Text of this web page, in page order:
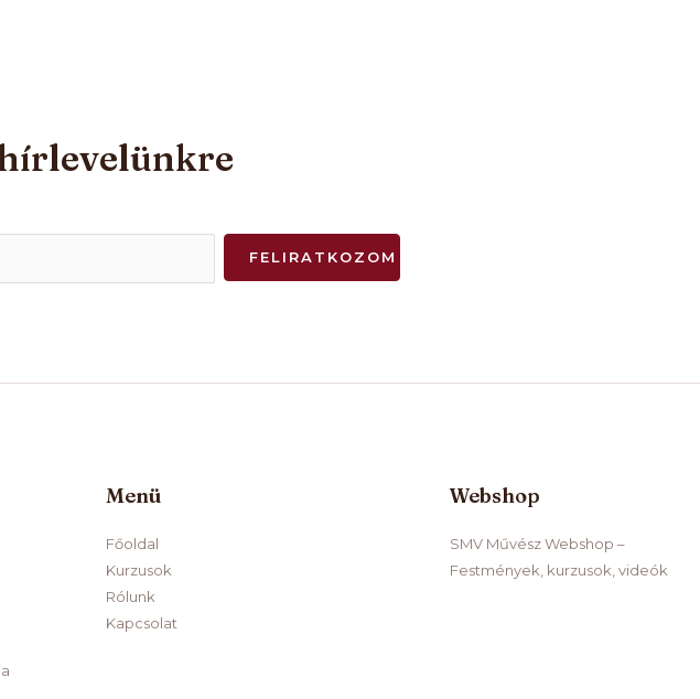
FELIRATKOZOM
Menü
Főoldal
Kurzusok
Rólunk
Kapcsolat
Webshop
SMV Művész Webshop –
Festmények, kurzusok, videók